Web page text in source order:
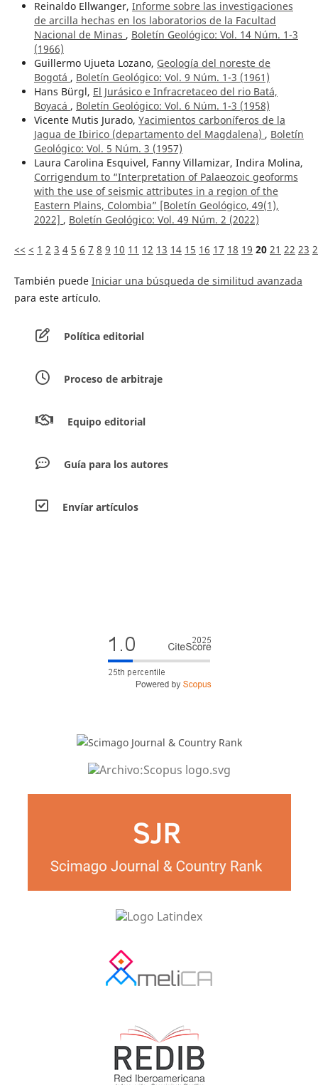
Reinaldo Ellwanger, Informe sobre las investigaciones
de arcilla hechas en los laboratorios de la Facultad
Nacional de Minas , Boletín Geológico: Vol. 14 Núm. 1-3
(1966)
Guillermo Ujueta Lozano, Geología del noreste de
Bogotá , Boletín Geológico: Vol. 9 Núm. 1-3 (1961)
Hans Bürgl, El Jurásico e Infracretaceo del rio Batá,
Boyacá , Boletín Geológico: Vol. 6 Núm. 1-3 (1958)
Vicente Mutis Jurado, Yacimientos carboníferos de la
Jagua de Ibirico (departamento del Magdalena) , Boletín
Geológico: Vol. 5 Núm. 3 (1957)
Laura Carolina Esquivel, Fanny Villamizar, Indira Molina,
Corrigendum to “Interpretation of Palaeozoic geoforms
with the use of seismic attributes in a region of the
Eastern Plains, Colombia” [Boletín Geológico, 49(1),
2022] , Boletín Geológico: Vol. 49 Núm. 2 (2022)
<< < 1 2 3 4 5 6 7 8 9 10 11 12 13 14 15 16 17 18 19 20 21 22 23
También puede Iniciar una búsqueda de similitud avanzada
para este artículo.
Política editorial
Proceso de arbitraje
Equipo editorial
Guía para los autores
Envíar artículos